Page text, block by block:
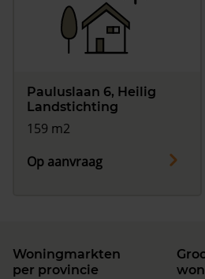
Pauluslaan 6, Heilig
Landstichting
159 m2
Op aanvraag
Woningmarkten
per provincie